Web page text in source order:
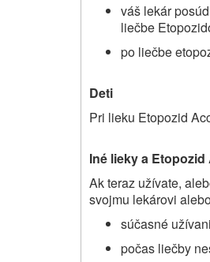
váš lekár
liečbe
po liečbe
Deti
Pri lieku Etopozid
Iné lieky a Etopozid
Ak teraz užívate,
svojmu lekárovi
súčasné
počas liečby